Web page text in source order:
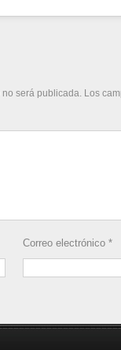
será publicada. Los
Correo electrónico *